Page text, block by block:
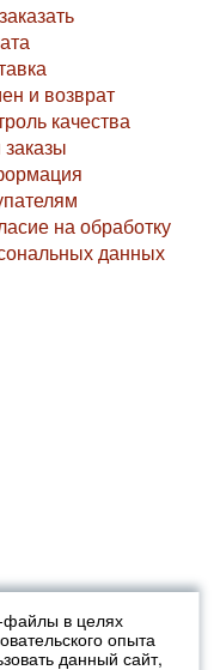
файлы в целях
опыта
данный сайт,
и возврат
качества
на обработку
данных
офертой (ст.435 ГК